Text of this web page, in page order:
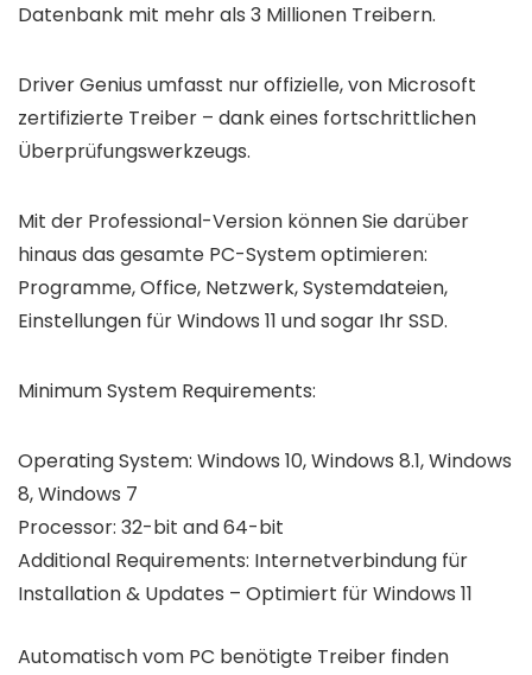
Datenbank mit mehr als 3 Millionen Treibern.
Driver Genius umfasst nur offizielle, von Microsoft
zertifizierte Treiber – dank eines fortschrittlichen
Überprüfungswerkzeugs.
Mit der Professional-Version können Sie darüber
hinaus das gesamte PC-System optimieren:
Programme, Office, Netzwerk, Systemdateien,
Einstellungen für Windows 11 und sogar Ihr SSD.
Minimum System Requirements:
Operating System: Windows 10, Windows 8.1, Windows
8, Windows 7
Processor: 32-bit and 64-bit
Additional Requirements: Internetverbindung für
Installation & Updates – Optimiert für Windows 11
Automatisch vom PC benötigte Treiber finden